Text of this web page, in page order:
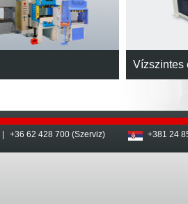
Vízszintes
+36 62 428 700 (Szerviz) +381 24